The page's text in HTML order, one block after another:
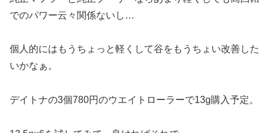
でのパワー云々関係ないし…
個人的にはもうちょっと軽くして谷をもうちょい改善した
いかなぁ。
デイトナの3個780円のウエイトローラーで13g購入予定。